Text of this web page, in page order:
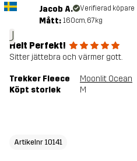
J
Jacob A. Verifierad köpare
Mått: 160cm, 67kg
Helt Perfekt!
Sitter jättebra och värmer gott.
Trekker Fleece
Moonlit Ocean
Köpt storlek
M
Artikelnr 10141